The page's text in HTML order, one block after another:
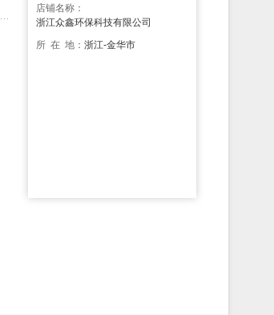
店铺名称：
浙江众鑫环保科技有限公司
所 在 地： 浙江-金华市